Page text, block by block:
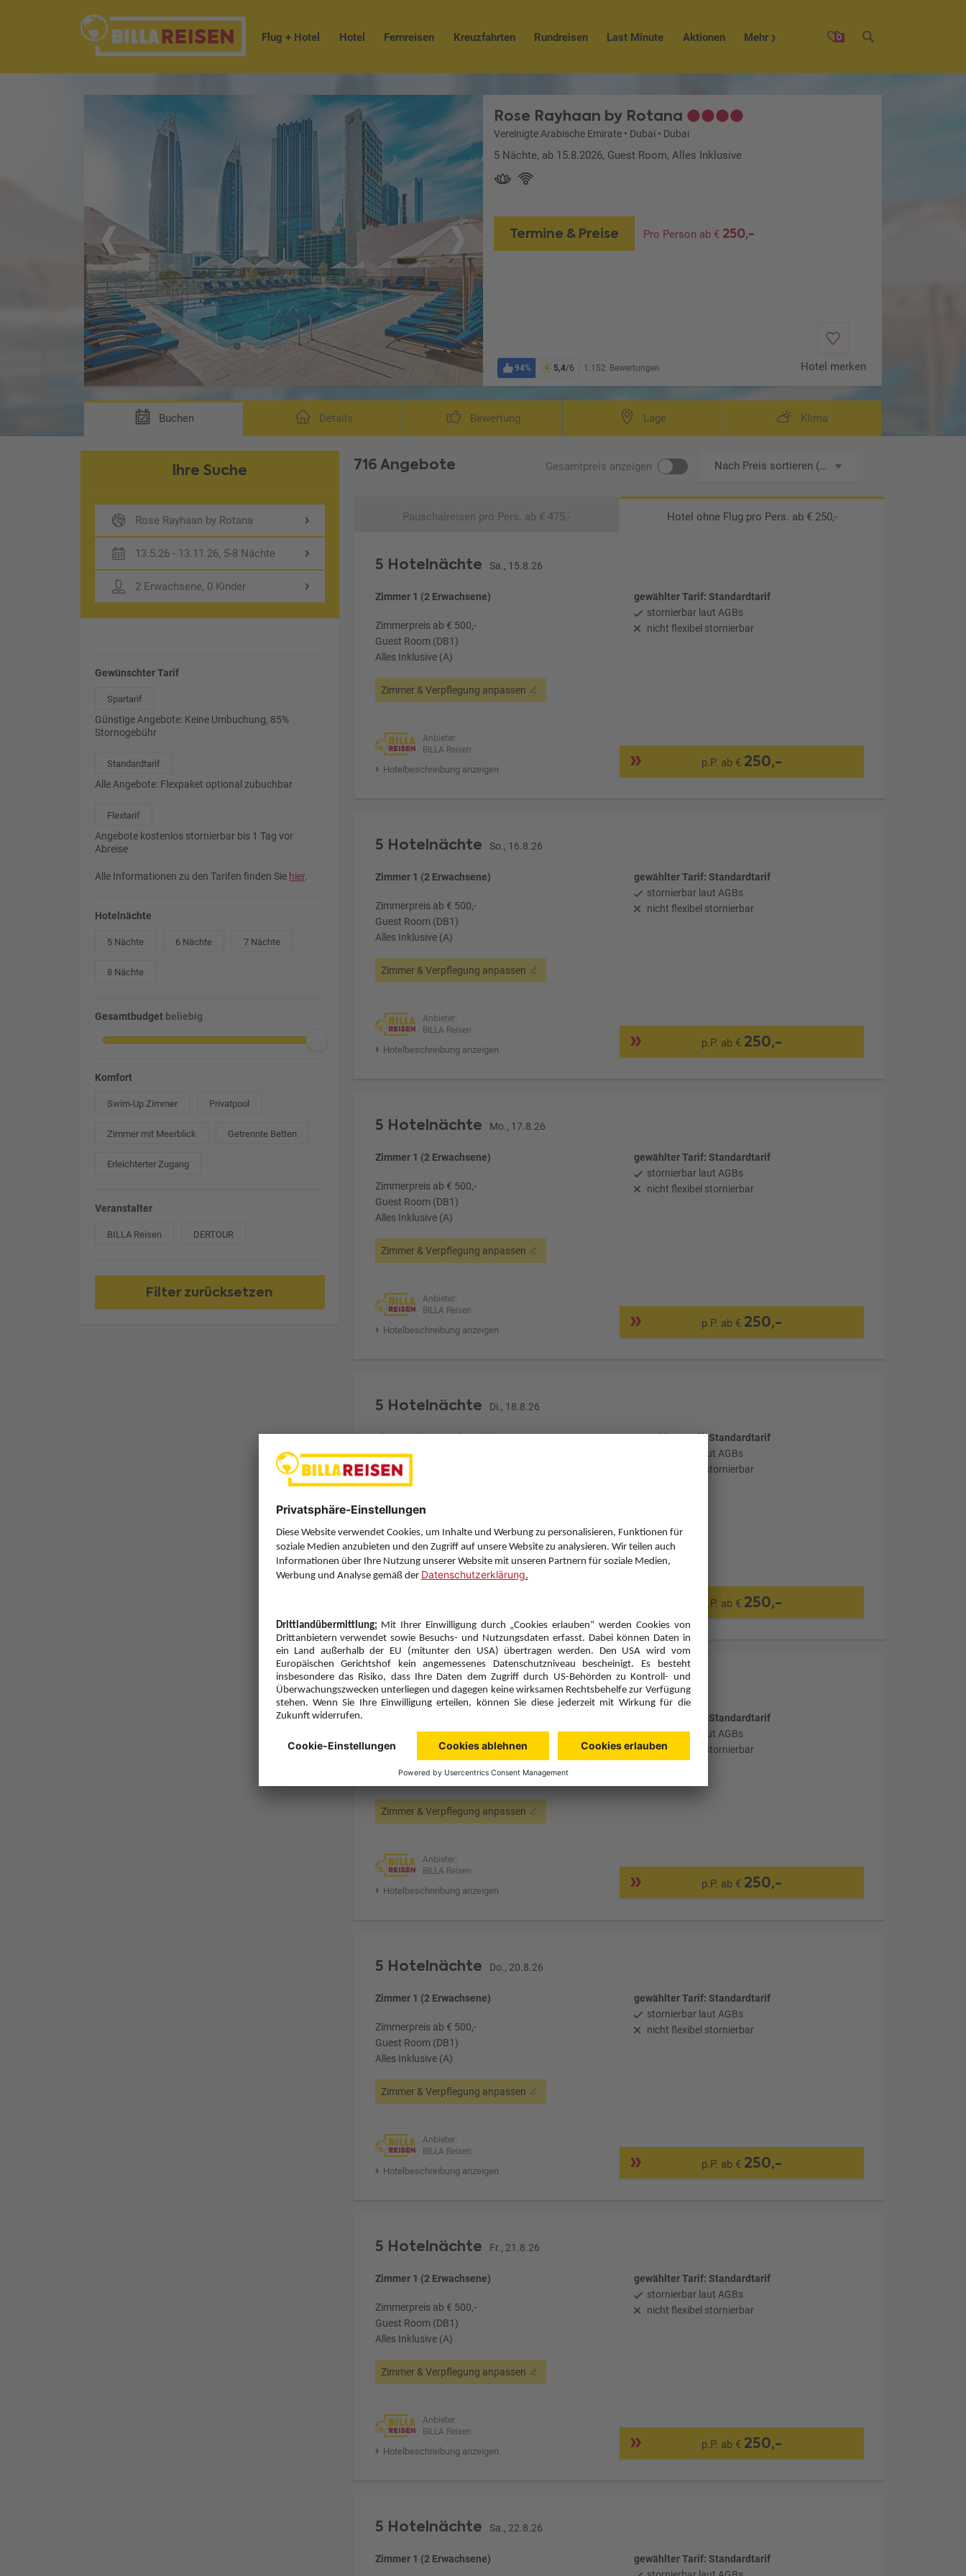
0
Flug + Hotel Hotel Fernreisen Kreuzfahrten Rundreisen Last Minute Aktionen Mehr
Wohnbeispiel Burj Khalifa View Suite (Zimmercodierung WB1)
Rose Rayhaan by Rotana
Vereinigte Arabische Emirate • Dubai • Dubai
5 Nächte, ab 15.8.2026, Guest Room, Alles Inklusive
Termine & Preise Pro Person ab €250,-
94% 5,4/6 1.152 Bewertungen Hotel merken
Buchen Details Bewertung Lage Klima
Ihre Suche
Rose Rayhaan by Rotana
13.5.26 - 13.11.26, 5-8 Nächte
2 Erwachsene, 0 Kinder
Gewünschter Tarif
Spartarif
Günstige Angebote: Keine Umbuchung, 85%
Stornogebühr
Standardtarif
Alle Angebote: Flexpaket optional zubuchbar
Flextarif
Angebote kostenlos stornierbar bis 1 Tag vor
Abreise
Alle Informationen zu den Tarifen finden Sie hier.
Hotelnächte
5 Nächte 6 Nächte 7 Nächte
8 Nächte
Gesamtbudget beliebig
Komfort
Swim-Up Zimmer Privatpool
Zimmer mit Meerblick Getrennte Betten
Erleichterter Zugang
Veranstalter
BILLA Reisen DERTOUR
Filter zurücksetzen
716 Angebote Gesamtpreis anzeigen Nach Preis sortieren (aufsteigend)
Pauschalreisen pro Pers. ab € 475,- Hotel ohne Flug pro Pers. ab € 250,-
5 Hotelnächte Sa., 15.8.26
Zimmer 1 (2 Erwachsene)
Zimmerpreis ab € 500,-
Guest Room (DB1)
Alles Inklusive (A)
Zimmer & Verpflegung anpassen
gewählter Tarif: Standardtarif
stornierbar laut AGBs
nicht flexibel stornierbar
Anbieter:
BILLA Reisen
Hotelbeschreibung anzeigen
p.P. ab € 250,-
5 Hotelnächte So., 16.8.26
Zimmer 1 (2 Erwachsene)
Zimmerpreis ab € 500,-
Guest Room (DB1)
Alles Inklusive (A)
Zimmer & Verpflegung anpassen
gewählter Tarif: Standardtarif
stornierbar laut AGBs
nicht flexibel stornierbar
Anbieter:
BILLA Reisen
Hotelbeschreibung anzeigen
p.P. ab € 250,-
5 Hotelnächte Mo., 17.8.26
Zimmer 1 (2 Erwachsene)
Zimmerpreis ab € 500,-
Guest Room (DB1)
Alles Inklusive (A)
Zimmer & Verpflegung anpassen
gewählter Tarif: Standardtarif
stornierbar laut AGBs
nicht flexibel stornierbar
Anbieter:
BILLA Reisen
Hotelbeschreibung anzeigen
p.P. ab € 250,-
5 Hotelnächte Di., 18.8.26
Zimmer 1 (2 Erwachsene)
Zimmerpreis ab € 500,-
Guest Room (DB1)
Zimmer & Verpflegung anpassen
gewählter Tarif: Standardtarif
stornierbar laut AGBs
nicht flexibel stornierbar
Anbieter:
p.P. ab € 250,-
5 Hotelnächte Mi., 19.8.26
Zimmerpreis ab € 500,-
Guest Room (DB1)
Alles Inklusive (A)
Zimmer & Verpflegung anpassen
gewählter Tarif: Standardtarif
stornierbar laut AGBs
nicht flexibel stornierbar
Anbieter:
BILLA Reisen
Hotelbeschreibung anzeigen
p.P. ab € 250,-
5 Hotelnächte Do., 20.8.26
Zimmer 1 (2 Erwachsene)
Zimmerpreis ab € 500,-
Guest Room (DB1)
Alles Inklusive (A)
Zimmer & Verpflegung anpassen
gewählter Tarif: Standardtarif
stornierbar laut AGBs
nicht flexibel stornierbar
Anbieter:
BILLA Reisen
Hotelbeschreibung anzeigen
p.P. ab € 250,-
5 Hotelnächte Fr., 21.8.26
Zimmer 1 (2 Erwachsene)
Zimmerpreis ab € 500,-
Guest Room (DB1)
Alles Inklusive (A)
Zimmer & Verpflegung anpassen
gewählter Tarif: Standardtarif
stornierbar laut AGBs
nicht flexibel stornierbar
Anbieter:
BILLA Reisen
Hotelbeschreibung anzeigen
p.P. ab € 250,-
5 Hotelnächte Sa., 22.8.26
Zimmer 1 (2 Erwachsene)
gewählter Tarif: Standardtarif